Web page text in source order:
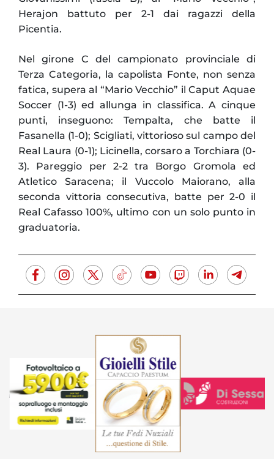
Herajon battuto per 2-1 dai ragazzi della
Picentia.
Nel girone C del campionato provinciale di
Terza Categoria, la capolista Fonte, non senza
fatica, supera al “Mario Vecchio” il Caput Aquae
Soccer (1-3) ed allunga in classifica. A cinque
punti, inseguono: Tempalta, che batte il
Fasanella (1-0); Scigliati, vittorioso sul campo del
Real Laura (0-1); Licinella, corsaro a Torchiara (0-
3). Pareggio per 2-2 tra Borgo Gromola ed
Atletico Saracena; il Vuccolo Maiorano, alla
seconda vittoria consecutiva, batte per 2-0 il
Real Cafasso 100%, ultimo con un solo punto in
graduatoria.